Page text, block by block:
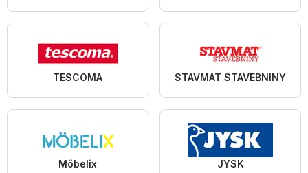
TESCOMA STAVMAT STAVEBNINY
Möbelix JYSK